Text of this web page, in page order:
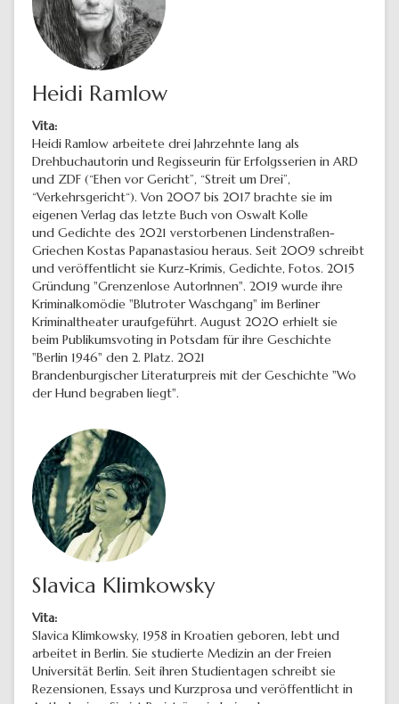
Heidi Ramlow
Vita:
Heidi Ramlow arbeitete drei Jahrzehnte lang als
Drehbuchautorin und Regisseurin für Erfolgsserien in ARD
und ZDF (“Ehen vor Gericht”, “Streit um Drei”,
“Verkehrsgericht“). Von 2007 bis 2017 brachte sie im
eigenen Verlag das letzte Buch von Oswalt Kolle
und Gedichte des 2021 verstorbenen Lindenstraßen-
Griechen Kostas Papanastasiou heraus. Seit 2009 schreibt
und veröffentlicht sie Kurz-Krimis, Gedichte, Fotos. 2015
Gründung "Grenzenlose AutorInnen". 2019 wurde ihre
Kriminalkomödie "Blutroter Waschgang" im Berliner
Kriminaltheater uraufgeführt. August 2020 erhielt sie
beim Publikumsvoting in Potsdam für ihre Geschichte
"Berlin 1946" den 2. Platz. 2021
Brandenburgischer Literaturpreis mit der Geschichte "Wo
der Hund begraben liegt".
Slavica Klimkowsky
Vita:
Slavica Klimkowsky, 1958 in Kroatien geboren, lebt und
arbeitet in Berlin. Sie studierte Medizin an der Freien
Universität Berlin. Seit ihren Studientagen schreibt sie
Rezensionen, Essays und Kurzprosa und veröffentlicht in